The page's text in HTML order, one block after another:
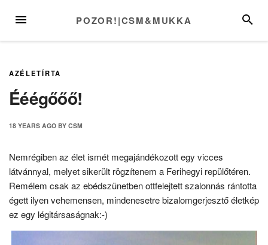
MENU POZOR!|CSM&MUKKA
AZÉLETÍRTA
Ééégőőő!
18 YEARS AGO BY CSM
Nemrégiben az élet ismét megajándékozott egy vicces
látvánnyal, melyet sikerült rögzítenem a Ferihegyi repülőtéren.
Remélem csak az ebédszünetben ottfelejtett szalonnás rántotta
égett ilyen vehemensen, mindenesetre bizalomgerjesztő életkép
ez egy légitársaságnak:-)